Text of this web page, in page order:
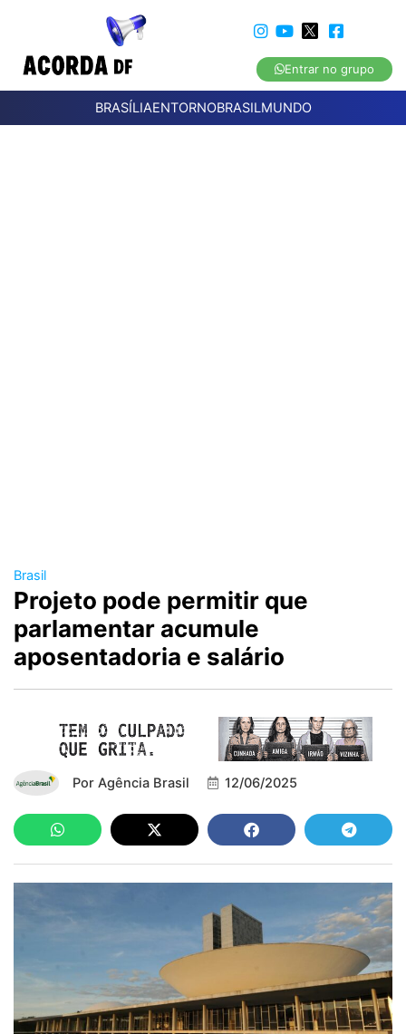
Entrar no grupo
BRASÍLIAENTORNOBRASILMUNDO
Brasil
Projeto pode permitir que
parlamentar acumule
aposentadoria e salário
Por Agência Brasil 12/06/2025